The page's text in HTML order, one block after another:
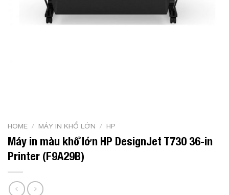
HOME / MÁY IN KHỔ LỚN / HP
Máy in màu khổ lớn HP DesignJet T730 36-in
Printer (F9A29B)